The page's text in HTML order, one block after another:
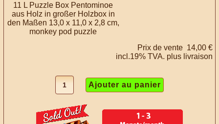
11 L Puzzle Box Pentominoe
aus Holz in großer Holzbox in
den Maßen 13,0 x 11,0 x 2,8 cm,
monkey pod puzzle
Prix ​​de vente 14,00 €
incl.19% TVA. plus livraison